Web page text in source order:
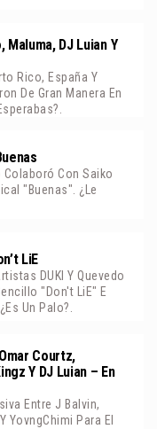
Maluma, DJ Luian Y
Rico, España Y
De Gran Manera En
Colaboró Con Saiko
"Buenas". ¿Le
LiE
DUKI Y Quevedo
"don't LiE" E
Un Palo?.
Courtz,
Y DJ Luian – En
Entre J Balvin,
YovngChimi Para El